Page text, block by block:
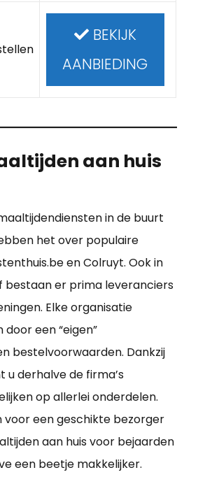
BEKIJK
AANBIEDING
aan huis
in de buurt
het over populaire
en Colruyt. Ook in
bestaan er prima leveranciers
Elke organisatie
een “eigen”
bestelvoorwaarden. Dankzij
u derhalve de firma’s
op allerlei onderdelen.
voor een geschikte bezorger
aan huis voor bejaarden
een beetje makkelijker.